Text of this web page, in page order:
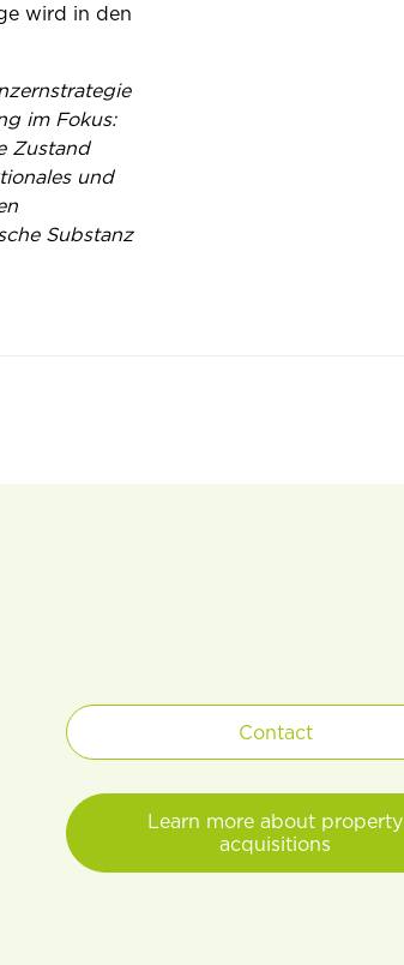
wird in den
im Fokus:
Zustand
und
Substanz
Contact
Learn more about property
acquisitions